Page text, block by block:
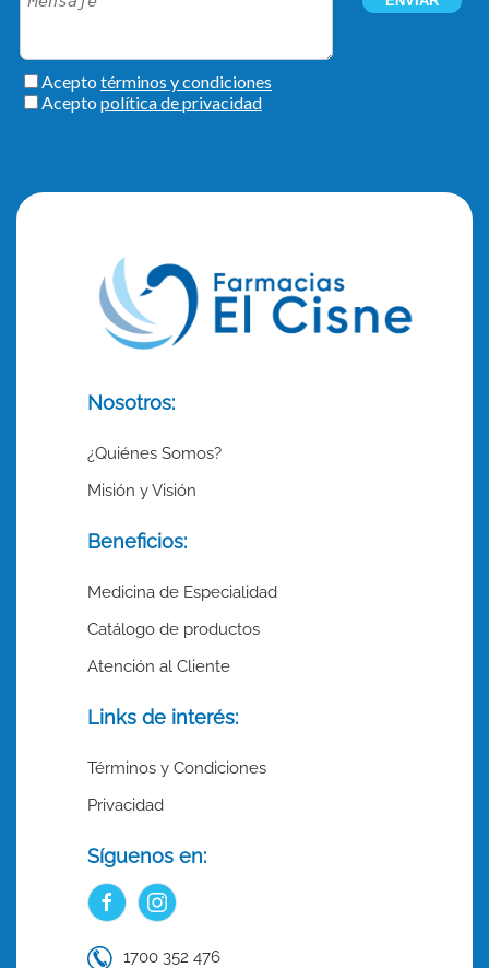
Nosotros:
¿Quiénes Somos?
Misión y Visión
Beneficios:
Medicina de Especialidad
Catálogo de productos
Atención al Cliente
Links de interés:
Términos y Condiciones
Privacidad
Síguenos en:
1700 352 476